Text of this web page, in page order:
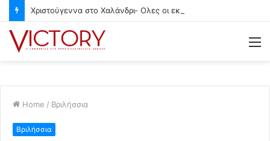
Home / Βριλήσσια
Βριλήσσια